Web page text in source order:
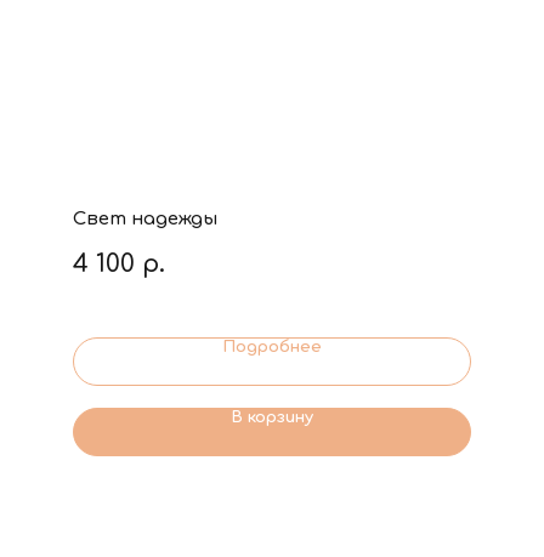
Свет надежды
4 100 р.
Подробнее
В корзину